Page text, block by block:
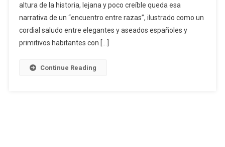
Colonización
De
Las
Subjetividades
altura de la historia, lejana y poco creíble queda esa
narrativa de un “encuentro entre razas”, ilustrado como un
cordial saludo entre elegantes y aseados españoles y
primitivos habitantes con […]
Continue Reading